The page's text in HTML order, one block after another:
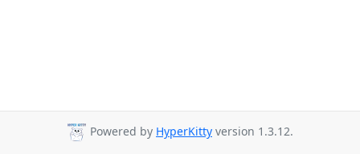
Powered by HyperKitty version 1.3.12.